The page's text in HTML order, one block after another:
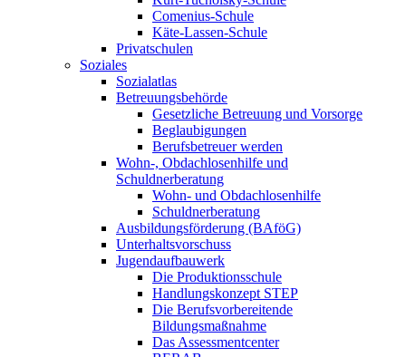
Comenius-Schule
Käte-Lassen-Schule
Privatschulen
Soziales
Sozialatlas
Betreuungsbehörde
Gesetzliche Betreuung und Vorsorge
Beglaubigungen
Berufsbetreuer werden
Wohn-, Obdachlosenhilfe und
Schuldnerberatung
Wohn- und Obdachlosenhilfe
Schuldnerberatung
Ausbildungsförderung (BAföG)
Unterhaltsvorschuss
Jugendaufbauwerk
Die Produktionsschule
Handlungskonzept STEP
Die Berufsvorbereitende
Bildungsmaßnahme
Das Assessmentcenter